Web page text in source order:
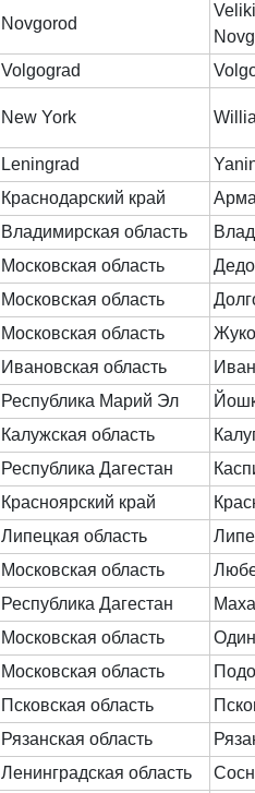
Novgorod
Volgograd
New York
Leningrad
Краснодарский край
Владимирская область
Московская область
Московская область
Московская область
Ивановская область
Республика Марий Эл
Калужская область
Республика Дагестан
Красноярский край
Липецкая область
Московская область
Республика Дагестан
Московская область
Московская область
Псковская область
Рязанская область
Ленинградская область